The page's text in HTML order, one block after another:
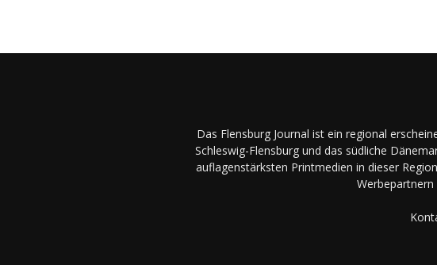
Das Flensburg Journal ist ein regional
Schleswig-Flensburg und das südliche
auflagenstärksten Printmedien in dieser